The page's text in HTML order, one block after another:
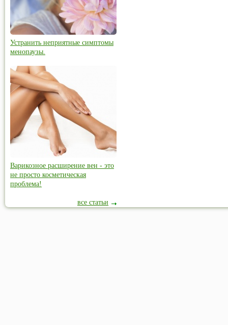
Устранить неприятные симптомы
менопаузы.
Варикозное расширение вен - это
не просто косметическая
проблема!
все статьи